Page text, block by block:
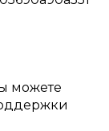
можете